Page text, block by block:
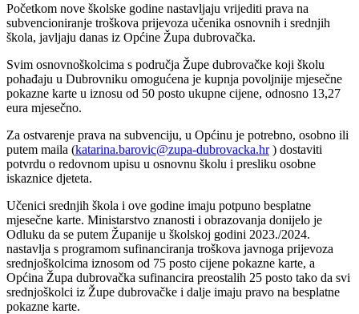
Početkom nove školske godine nastavljaju vrijediti prava na
subvencioniranje troškova prijevoza učenika osnovnih i srednjih
škola, javljaju danas iz Općine Župa dubrovačka.
Svim osnovnoškolcima s područja Župe dubrovačke koji školu
pohađaju u Dubrovniku omogućena je kupnja povoljnije mjesečne
pokazne karte u iznosu od 50 posto ukupne cijene, odnosno 13,27
eura mjesečno.
Za ostvarenje prava na subvenciju, u Općinu je potrebno, osobno ili
putem maila (katarina.barovic@zupa-dubrovacka.hr) dostaviti
potvrdu o redovnom upisu u osnovnu školu i presliku osobne
iskaznice djeteta.
Učenici srednjih škola i ove godine imaju potpuno besplatne
mjesečne karte. Ministarstvo znanosti i obrazovanja donijelo je
Odluku da se putem Županije u školskoj godini 2023./2024.
nastavlja s programom sufinanciranja troškova javnoga prijevoza
srednjoškolcima iznosom od 75 posto cijene pokazne karte, a
Općina Župa dubrovačka sufinancira preostalih 25 posto tako da svi
srednjoškolci iz Župe dubrovačke i dalje imaju pravo na besplatne
pokazne karte.